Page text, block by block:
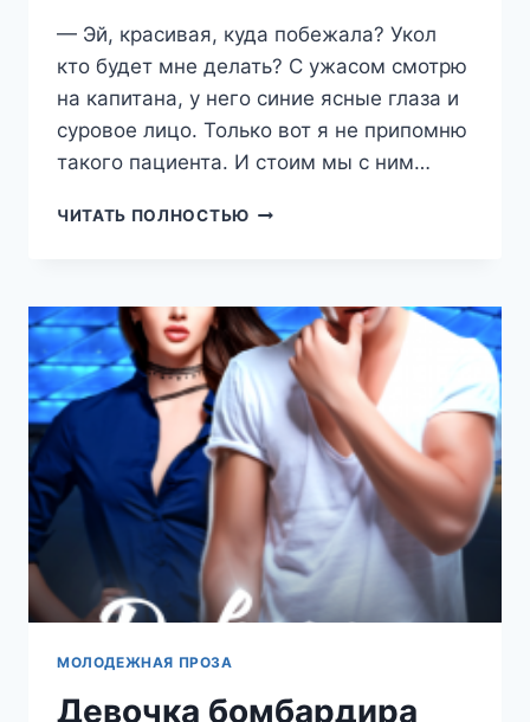
— Эй, красивая, куда побежала? Укол
кто будет мне делать? С ужасом смотрю
на капитана, у него синие ясные глаза и
суровое лицо. Только вот я не припомню
такого пациента. И стоим мы с ним…
ЧИТАТЬ ПОЛНОСТЬЮ СНЕЖНАЯ
ВОРОНЦОВА
(РЕГИНА
ЯНТАРНАЯ)
МОЛОДЕЖНАЯ ПРОЗА
Девочка бомбардира